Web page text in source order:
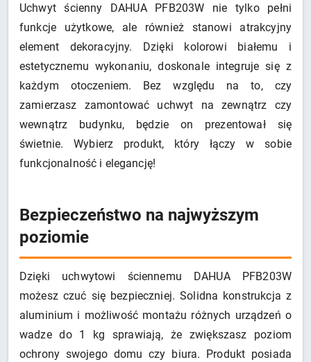
Uchwyt ścienny DAHUA PFB203W nie tylko pełni
funkcje użytkowe, ale również stanowi atrakcyjny
element dekoracyjny. Dzięki kolorowi białemu i
estetycznemu wykonaniu, doskonale integruje się z
każdym otoczeniem. Bez względu na to, czy
zamierzasz zamontować uchwyt na zewnątrz czy
wewnątrz budynku, będzie on prezentował się
świetnie. Wybierz produkt, który łączy w sobie
funkcjonalność i elegancję!
Bezpieczeństwo na najwyższym
poziomie
Dzięki uchwytowi ściennemu DAHUA PFB203W
możesz czuć się bezpieczniej. Solidna konstrukcja z
aluminium i możliwość montażu różnych urządzeń o
wadze do 1 kg sprawiają, że zwiększasz poziom
ochrony swojego domu czy biura. Produkt posiada